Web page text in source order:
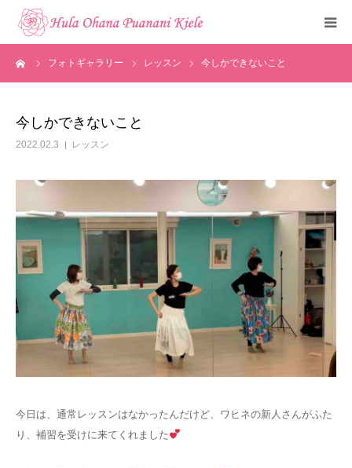
フォトギャラリー レッスン 今しかできないこと
今しかできないこと
2022.02.3 レッスン
今日は、通常レッスンはなかったんだけど、ワヒネの新人さんがふた
り、補習を受けに来てくれました
トップ
フォトギャラリー
お知らせ
見学・体験申込
お問い合わせ